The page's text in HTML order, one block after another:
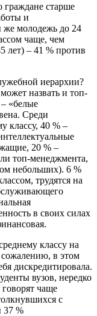
граждане старше
и
же молодежь до 24
чаще, чем
лет) – 41 % против
иерархии?
назвать и топ-
«белые
Среди
классу, 40 % –
20 % –
топ-менеджмента,
небольших). 6 %
трудятся на
в своих силах
классу на
сожалению, в этом
дискредитировала.
вузов, нередко
чаще
с
37 %